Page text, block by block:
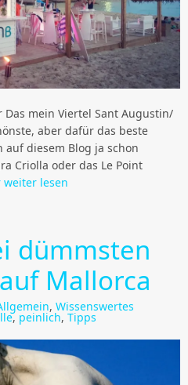
Das mein Viertel Sant Augustin/
aber dafür das beste
auf diesem Blog ja schon
Criolla oder das Le Point
weiter lesen
dümmsten
Mallorca
, Wissenswertes
, peinlich, Tipps